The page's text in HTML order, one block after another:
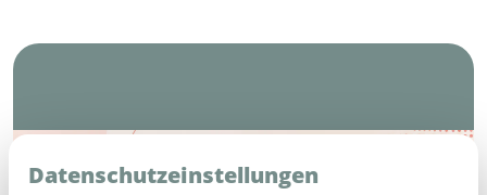
Häufige Fragen (FAQ)
Datenschutzeinstellungen